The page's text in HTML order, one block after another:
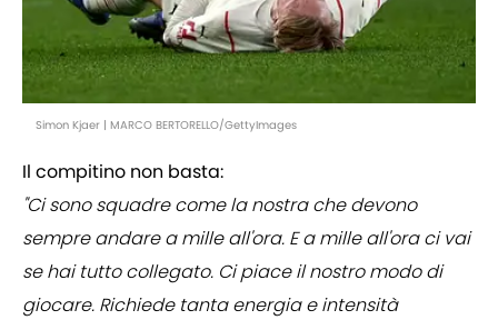
Simon Kjaer | MARCO BERTORELLO/GettyImages
Il compitino non basta:
"Ci sono squadre come la nostra che devono
sempre andare a mille all'ora. E a mille all'ora ci vai
se hai tutto collegato. Ci piace il nostro modo di
giocare. Richiede tanta energia e intensità